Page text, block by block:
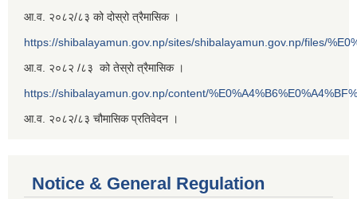
आ.व. २०८२/८३ को दोस्रो त्रैमासिक ।
https://shibalayamun.gov.np/sites/shibalayamun.gov.np/files/
आ.व. २०८२ /८३ को तेस्रो त्रैमासिक ।
https://shibalayamun.gov.np/content/
आ.व. २०८२/८३ चौमासिक प्रतिवेदन ।
Notice & General Regulation